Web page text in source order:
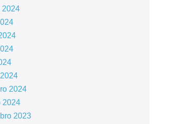
2024
2024
2024
2023